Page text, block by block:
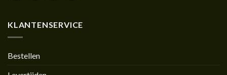
KLANTENSERVICE
Bestellen